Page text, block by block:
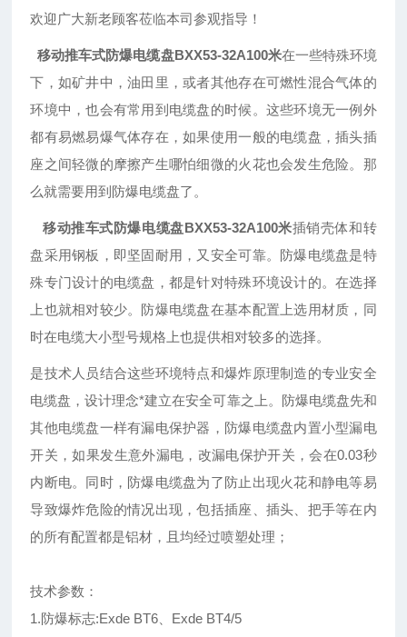
欢迎广大新老顾客莅临本司参观指导 ！
移动推车式防爆电缆盘BXX53-32A100米在一些特殊环境
下，如矿井中，油田里，或者其他存在可燃性混合气体的
环境中，也会有常用到电缆盘的时候。这些环境无一例外
都有易燃易爆气体存在，如果使用一般的电缆盘，插头插
座之间轻微的摩擦产生哪怕细微的火花也会发生危险。那
么就需要用到防爆电缆盘了。
移动推车式防爆电缆盘BXX53-32A100米插销壳体和转
盘采用钢板，即坚固耐用，又安全可靠。防爆电缆盘是特
殊专门设计的电缆盘，都是针对特殊环境设计的。在选择
上也就相对较少。防爆电缆盘在基本配置上选用材质，同
时在电缆大小型号规格上也提供相对较多的选择。
是技术人员结合这些环境特点和爆炸原理制造的专业安全
电缆盘，设计理念*建立在安全可靠之上。防爆电缆盘先和
其他电缆盘一样有漏电保护器，防爆电缆盘内置小型漏电
开关，如果发生意外漏电，改漏电保护开关，会在0.03秒
内断电。同时，防爆电缆盘为了防止出现火花和静电等易
导致爆炸危险的情况出现，包括插座、插头、把手等在内
的所有配置都是铝材，且均经过喷塑处理；
技术参数：
1.防爆标志:Exde BT6、Exde BT4/5